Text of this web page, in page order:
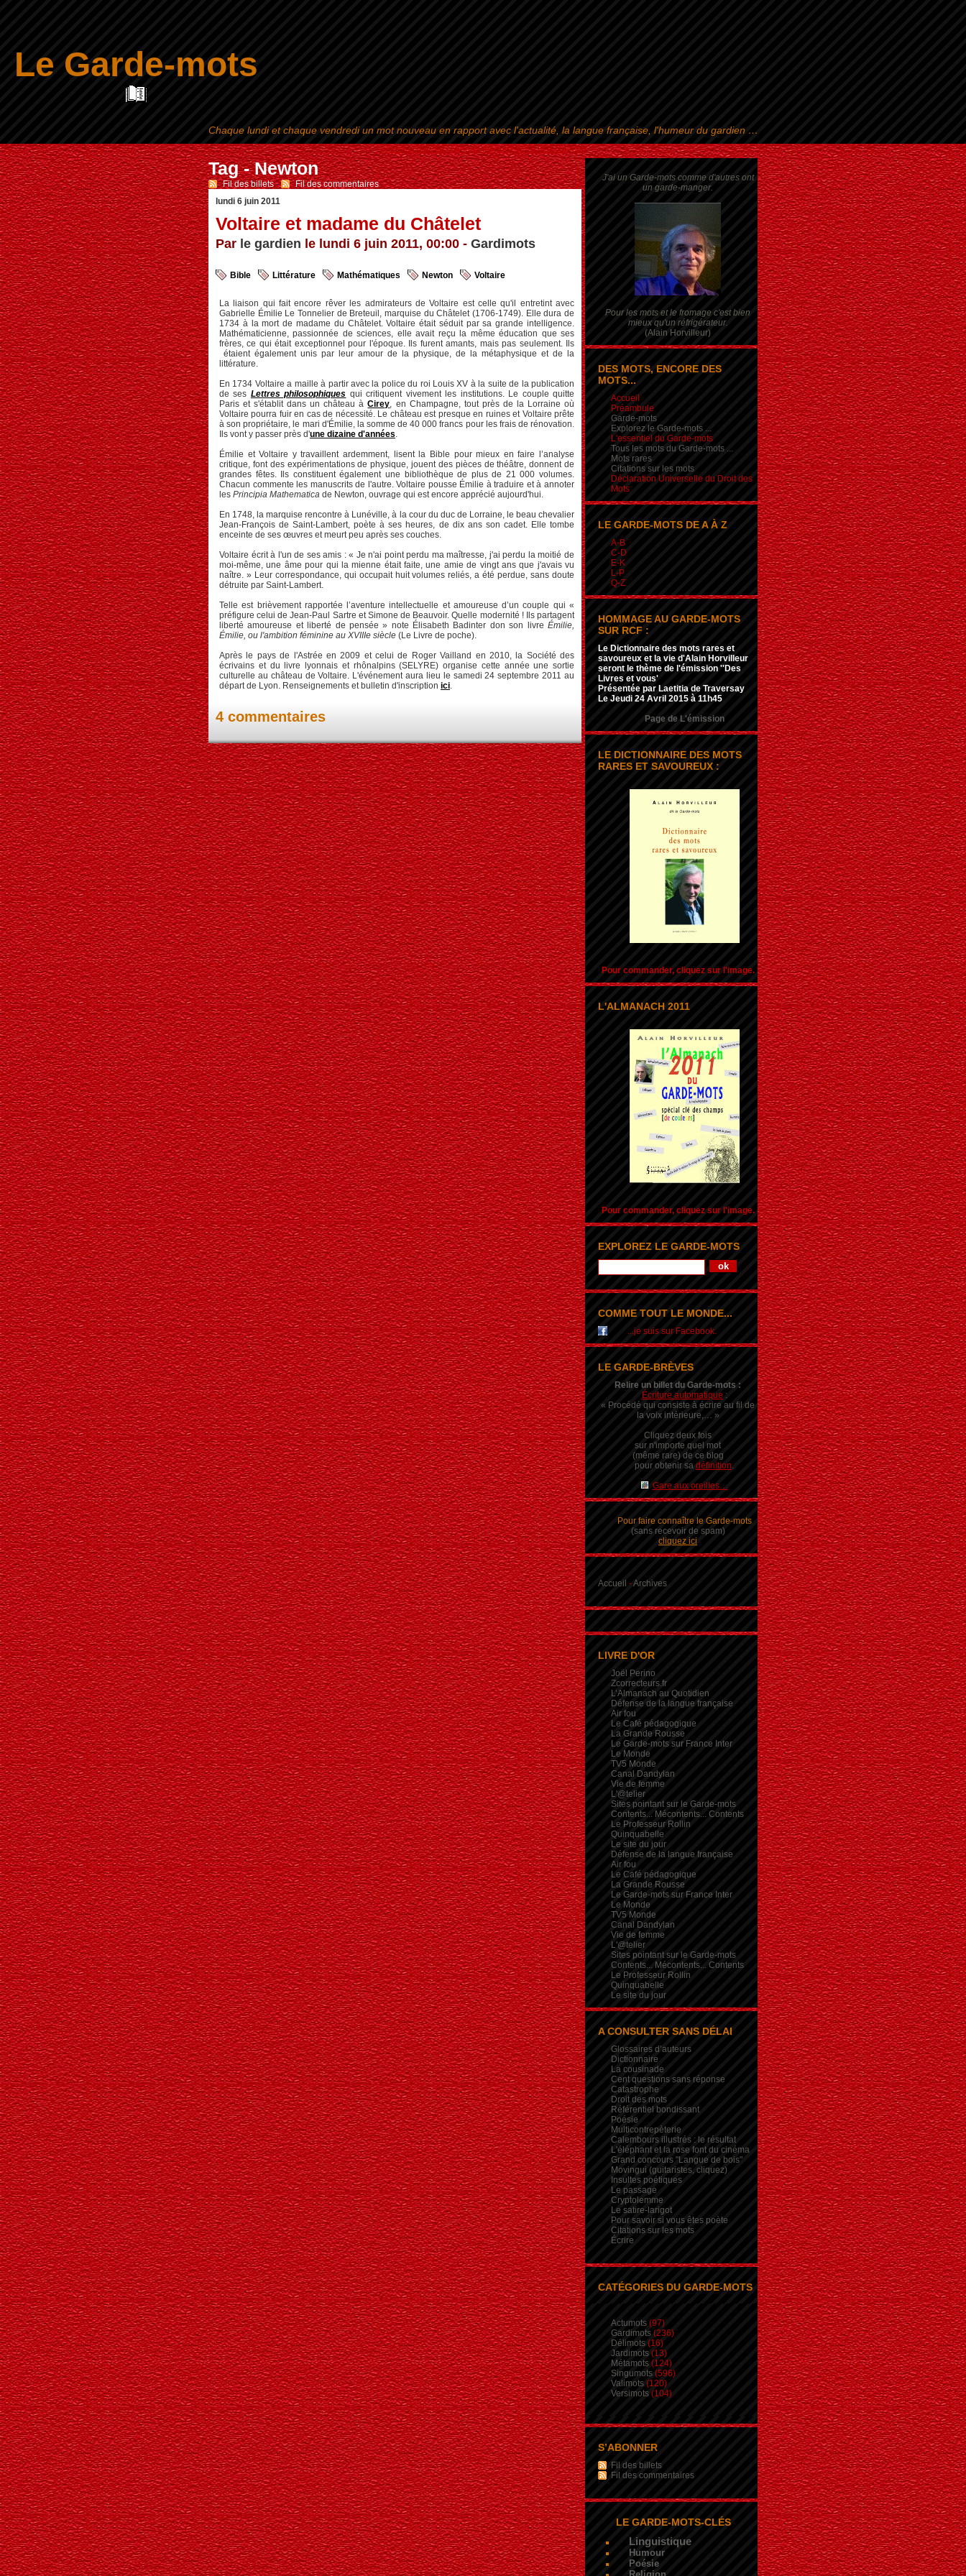
Le Garde-mots
Aller au contenu|Aller au menu|Aller à la recherche
Tag - Newton
Fil des billets-
Fil des commentaires
lundi 6 juin 2011
Voltaire et madame du Châtelet
Par le gardien le lundi 6 juin 2011, 00:00 - Gardimots
Bible Littérature Mathématiques Newton Voltaire
La liaison qui fait encore rêver les admirateurs de Voltaire est celle qu'il entretint avec
Gabrielle Émilie Le Tonnelier de Breteuil, marquise du Châtelet (1706-1749). Elle dura de
1734 à la mort de madame du Châtelet. Voltaire était séduit par sa grande intelligence.
Mathématicienne, passionnée de sciences, elle avait reçu la même éducation que ses
frères, ce qui était exceptionnel pour l'époque. Ils furent amants, mais pas seulement. Ils
étaient également unis par leur amour de la physique, de la métaphysique et de la
littérature.
En 1734 Voltaire a maille à partir avec la police du roi Louis XV à la suite de la publication
de ses Lettres philosophiques qui critiquent vivement les institutions. Le couple quitte
Paris et s'établit dans un château àCirey, en Champagne, tout près de la Lorraine où
Voltaire pourra fuir en cas de nécessité. Le château est presque en ruines et Voltaire prête
à son propriétaire, le mari d'Émilie, la somme de 40 000 francs pour les frais de rénovation.
Ils vont y passer près d'une dizaine d'années.
Émilie et Voltaire y travaillent ardemment, lisent la Bible pour mieux en faire l’analyse
critique, font des expérimentations de physique, jouent des pièces de théâtre, donnent de
grandes fêtes. Ils constituent également une bibliothèque de plus de 21 000 volumes.
Chacun commente les manuscrits de l'autre. Voltaire pousse Émilie à traduire et à annoter
les Principia Mathematica de Newton, ouvrage qui est encore apprécié aujourd'hui.
En 1748, la marquise rencontre à Lunéville, à la cour du duc de Lorraine, le beau chevalier
Jean-François de Saint-Lambert, poète à ses heures, de dix ans son cadet. Elle tombe
enceinte de ses œuvres et meurt peu après ses couches.
Voltaire écrit à l'un de ses amis : « Je n'ai point perdu ma maîtresse, j'ai perdu la moitié de
moi-même, une âme pour qui la mienne était faite, une amie de vingt ans que j'avais vu
naître. » Leur correspondance, qui occupait huit volumes reliés, a été perdue, sans doute
détruite par Saint-Lambert.
Telle est brièvement rapportée l’aventure intellectuelle et amoureuse d’un couple qui «
préfigure celui de Jean-Paul Sartre et Simone de Beauvoir. Quelle modernité ! Ils partagent
liberté amoureuse et liberté de pensée » note Élisabeth Badinter don son livre Émilie,
Émilie, ou l'ambition féminine au XVIIIe siècle (Le Livre de poche).
Après le pays de l'Astrée en 2009 et celui de Roger Vailland en 2010, la Société des
écrivains et du livre lyonnais et rhônalpins (SELYRE) organise cette année une sortie
culturelle au château de Voltaire. L'événement aura lieu le samedi 24 septembre 2011 au
départ de Lyon. Renseignements et bulletin d'inscription ici.
4 commentaires
Chaque lundi et chaque vendredi un mot nouveau en rapport avec l'actualité, la langue française, l'humeur du gardien …
J'ai un Garde-mots comme d'autres ont
un garde-manger.
Pour les mots et le fromage c'est bien
mieux qu'un réfrigérateur.
(Alain Horvilleur)
DES MOTS, ENCORE DES
MOTS...
Accueil
Préambule
Garde-mots
Explorez le Garde-mots ...
L'essentiel du Garde-mots
Tous les mots du Garde-mots ...
Mots rares
Citations sur les mots
Déclaration Universelle du Droit des
Mots
LE GARDE-MOTS DE A À Z
A-B
C-D
E-K
L-P
Q-Z
HOMMAGE AU GARDE-MOTS
SUR RCF :
Le Dictionnaire des mots rares et
savoureux et la vie d'Alain Horvilleur
seront le thème de l'émission ''Des
Livres et vous'
Présentée par Laetitia de Traversay
Le Jeudi 24 Avril 2015 à 11h45
Page de L'émission
LE DICTIONNAIRE DES MOTS
RARES ET SAVOUREUX :
Pour commander, cliquez sur l'image.
L'ALMANACH 2011
Pour commander, cliquez sur l'image.
EXPLOREZ LE GARDE-MOTS
COMME TOUT LE MONDE...
...je suis sur Facebook.
LE GARDE-BRÈVES
Relire un billet du Garde-mots :
Écriture automatique :
« Procédé qui consiste à écrire au fil de
la voix intérieure,… »
Cliquez deux fois
sur n'importe quel mot
(même rare) de ce blog
pour obtenir sa définition.
Gare aux oreilles…
Pour faire connaître le Garde-mots
(sans recevoir de spam)
cliquez ici
Accueil -Archives
LIVRE D'OR
Joël Perino
Zcorrecteurs.fr
L’Almanach au Quotidien
Défense de la langue française
Air fou
Le Café pédagogique
La Grande Rousse
Le Garde-mots sur France Inter
Le Monde
TV5 Monde
Canal Dandylan
Vie de femme
L'@telier
Sites pointant sur le Garde-mots
Contents... Mécontents... Contents
Le Professeur Rollin
Quinquabelle
Le site du jour
Défense de la langue française
Air fou
Le Café pédagogique
La Grande Rousse
Le Garde-mots sur France Inter
Le Monde
TV5 Monde
Canal Dandylan
Vie de femme
L'@telier
Sites pointant sur le Garde-mots
Contents... Mécontents... Contents
Le Professeur Rollin
Quinquabelle
Le site du jour
A CONSULTER SANS DÉLAI
Glossaires d’auteurs
Dictionnaire
La cousinade
Cent questions sans réponse
Catastrophe
Droit des mots
Référentiel bondissant
Poésie
Multicontrepèterie
Calembours illustrés : le résultat
L'éléphant et la rose font du cinéma
Grand concours "Langue de bois"
Movingui (guitaristes, cliquez)
Insultes poétiques
Le passage
Cryptolemme
Le satire-larigot
Pour savoir si vous êtes poète
Citations sur les mots
Écrire
CATÉGORIES DU GARDE-MOTS
Actumots (97)
Gardimots (236)
Délimots (16)
Jardimots (13)
Métamots (124)
Singumots (596)
Valimots (120)
Versimots (104)
S’ABONNER
Fil des billets
Fil des commentaires
LE GARDE-MOTS-CLÉS
Linguistique
Humour
Poésie